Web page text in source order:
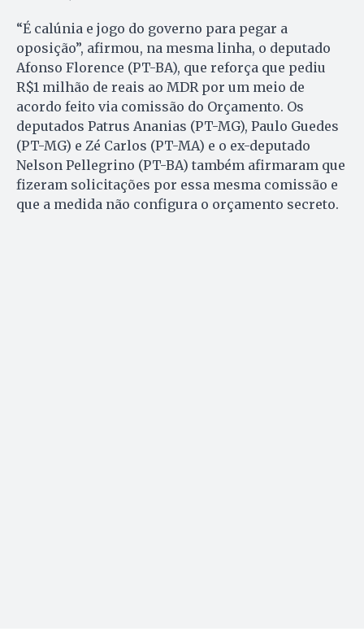
“É calúnia e jogo do governo para pegar a
oposição”, afirmou, na mesma linha, o deputado
Afonso Florence (PT-BA), que reforça que pediu
R$1 milhão de reais ao MDR por um meio de
acordo feito via comissão do Orçamento. Os
deputados Patrus Ananias (PT-MG), Paulo Guedes
(PT-MG) e Zé Carlos (PT-MA) e o ex-deputado
Nelson Pellegrino (PT-BA) também afirmaram que
fizeram solicitações por essa mesma comissão e
que a medida não configura o orçamento secreto.